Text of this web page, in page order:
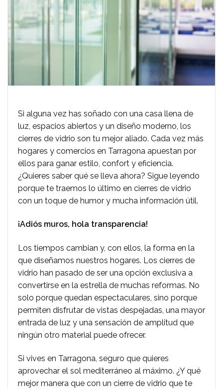
Si alguna vez has soñado con una casa llena de
luz, espacios abiertos y un diseño moderno, los
cierres de vidrio son tu mejor aliado. Cada vez más
hogares y comercios en Tarragona apuestan por
ellos para ganar estilo, confort y eficiencia.
¿Quieres saber qué se lleva ahora? Sigue leyendo
porque te traemos lo último en cierres de vidrio
con un toque de humor y mucha información útil.
¡Adiós muros, hola transparencia!
Los tiempos cambian y, con ellos, la forma en la
que diseñamos nuestros hogares. Los cierres de
vidrio han pasado de ser una opción exclusiva a
convertirse en la estrella de muchas reformas. No
solo porque quedan espectaculares, sino porque
permiten disfrutar de vistas despejadas, una mayor
entrada de luz y una sensación de amplitud que
ningún otro material puede ofrecer.
Si vives en Tarragona, seguro que quieres
aprovechar el sol mediterráneo al máximo. ¿Y qué
mejor manera que con un cierre de vidrio que te